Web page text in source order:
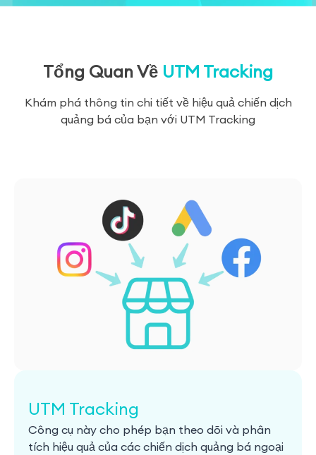
Tổng Quan Về UTM Tracking
Khám phá thông tin chi tiết về hiệu quả chiến dịch
quảng bá của bạn với UTM Tracking
UTM Tracking
Công cụ này cho phép bạn theo dõi và phân
tích hiệu quả của các chiến dịch quảng bá ngoại